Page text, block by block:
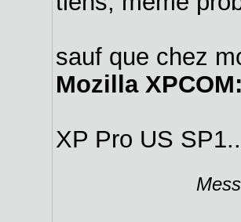
sauf que chez
Mozilla
XP Pro US